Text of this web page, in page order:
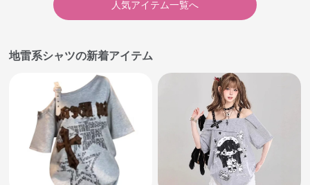
人気アイテム一覧へ
地雷系シャツの新着アイテム